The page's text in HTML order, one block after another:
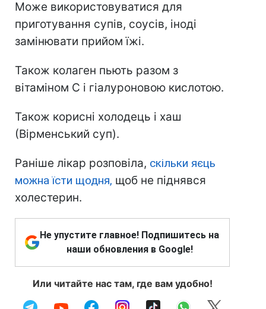
Може використовуватися для
приготування супів, соусів, іноді
замінювати прийом їжі.
Також колаген пьють разом з
вітаміном С і гіалуроновою кислотою.
Також корисні холодець і хаш
(Вірменський суп).
Раніше лікар розповіла, скільки яєць
можна їсти щодня, щоб не піднявся
холестерин.
Не упустите главное! Подпишитесь на
наши обновления в Google!
Или читайте нас там, где вам удобно!